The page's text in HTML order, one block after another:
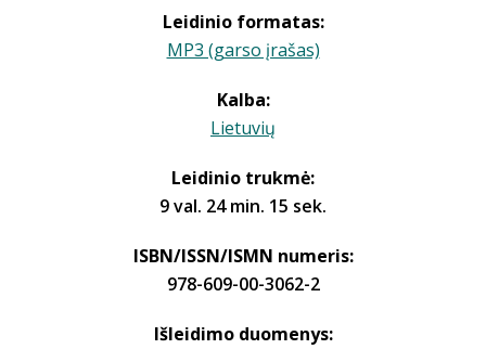
Leidinio formatas:
MP3 (garso įrašas)
Kalba:
Lietuvių
Leidinio trukmė:
9 val. 24 min. 15 sek.
ISBN/ISSN/ISMN numeris:
978-609-00-3062-2
Išleidimo duomenys: